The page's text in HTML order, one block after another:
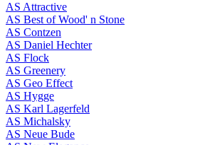
AS Attractive
AS Best of Wood' n Stone
AS Contzen
AS Daniel Hechter
AS Flock
AS Greenery
AS Geo Effect
AS Hygge
AS Karl Lagerfeld
AS Michalsky
AS Neue Bude